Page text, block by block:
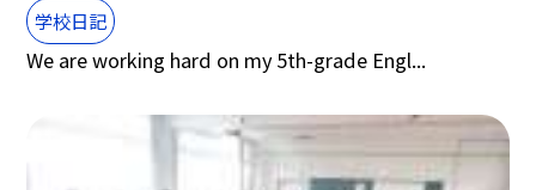
学校日記
We are working hard on my 5th-grade Engl...